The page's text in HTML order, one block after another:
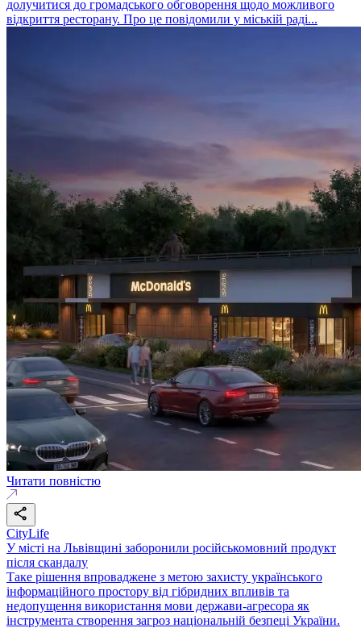
долучитися до громадського обговорення щодо можливого
відкриття ресторану. Про це повідомили у міській раді...
Читати повністю
CityLife
У місті на Львівщині заборонили російськомовний продукт
після скандалу
Таке рішення впроваджене з метою захисту українського
інформаційного простору від гібридних впливів та
недопущення використання мови держави-агресора як
інструмента створення загроз національній безпеці України.